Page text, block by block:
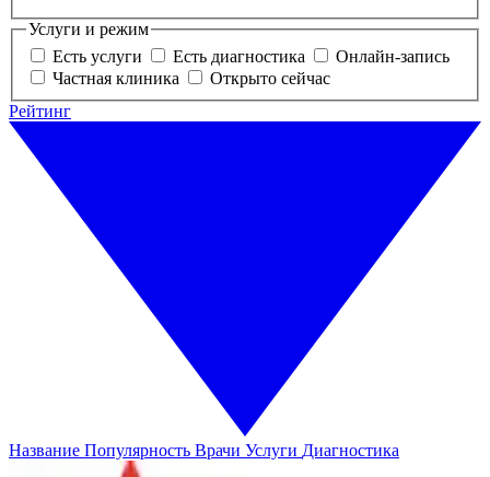
Услуги и режим
Есть услуги
Есть диагностика
Онлайн-запись
Частная клиника
Открыто сейчас
Рейтинг
Название Популярность Врачи Услуги Диагностика